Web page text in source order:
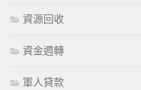
資源回收
資金週轉
軍人貸款